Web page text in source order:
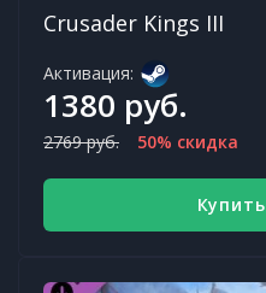
Crusader Kings III
Активация:
1380 руб.
2769 руб. 50% скидка
Купить